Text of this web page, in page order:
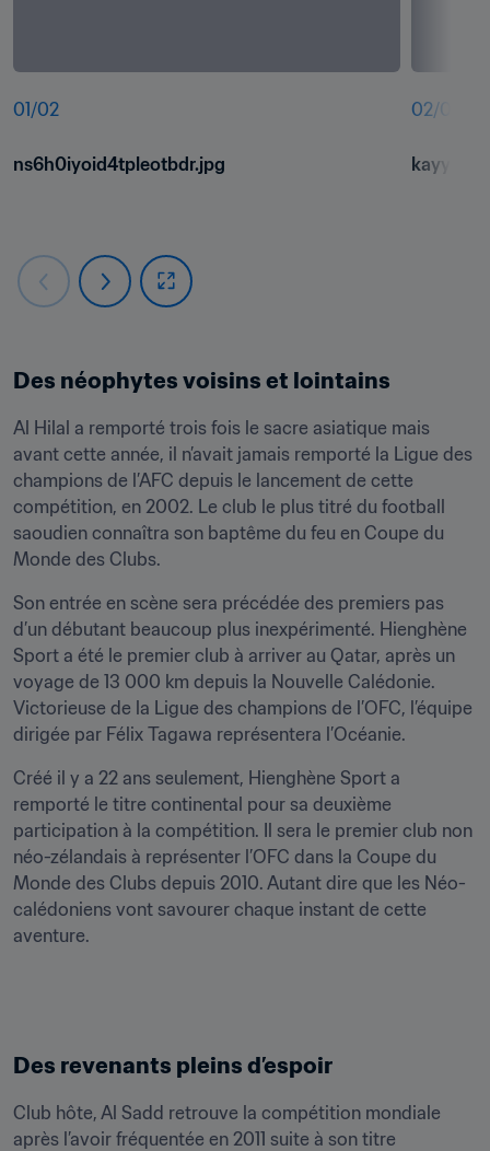
01 /02
ns6h0iyoid4tpleotbdr.jpg
02/02
Des néophytes voisins et lointains
Al Hilal a remporté trois fois le sacre asiatique mais
avant cette année, il n’avait jamais remporté la Ligue des
champions de l’AFC depuis le lancement de cette
compétition, en 2002. Le club le plus titré du football
saoudien connaîtra son baptême du feu en Coupe du
Monde des Clubs.
Son entrée en scène sera précédée des premiers pas
d’un débutant beaucoup plus inexpérimenté. Hienghène
Sport a été le premier club à arriver au Qatar, après un
voyage de 13 000 km depuis la Nouvelle Calédonie.
Victorieuse de la Ligue des champions de l’OFC, l’équipe
dirigée par Félix Tagawa représentera l’Océanie.
Créé il y a 22 ans seulement, Hienghène Sport a
remporté le titre continental pour sa deuxième
participation à la compétition. Il sera le premier club non
néo-zélandais à représenter l’OFC dans la Coupe du
Monde des Clubs depuis 2010. Autant dire que les Néo-
calédoniens vont savourer chaque instant de cette
aventure.
Des revenants pleins d’espoir
Club hôte, Al Sadd retrouve la compétition mondiale
après l’avoir fréquentée en 2011 suite à son titre